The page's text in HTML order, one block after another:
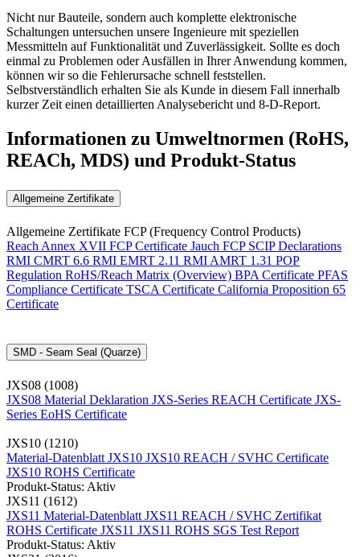
Nicht nur Bauteile, sondern auch komplette elektronische
Schaltungen untersuchen unsere Ingenieure mit speziellen
Messmitteln auf Funktionalität und Zuverlässigkeit. Sollte es doch
einmal zu Problemen oder Ausfällen in Ihrer Anwendung kommen,
können wir so die Fehlerursache schnell feststellen.
Selbstverständlich erhalten Sie als Kunde in diesem Fall innerhalb
kurzer Zeit einen detaillierten Analysebericht und 8-D-Report.
Informationen zu Umweltnormen (RoHS,
REACh, MDS) und Produkt-Status
Allgemeine Zertifikate
Allgemeine Zertifikate FCP (Frequency Control Products)
Reach Annex XVII FCP Certificate Jauch FCP SCIP Declarations
RMI CMRT 6.6 RMI EMRT 2.11 RMI AMRT 1.31 POP
Regulation RoHS/Reach Matrix (Overview) BPA Certificate PFAS
Compliance Certificate TSCA Certificate California Proposition 65
Certificate
SMD - Seam Seal (Quarze)
JXS08 (1008)
JXS08 Material Deklaration JXS-Series REACH Certificate JXS-
Series EoHS Certificate
JXS10 (1210)
Material-Datenblatt JXS10 JXS10 REACH / SVHC Certificate
JXS10 ROHS Certificate
Produkt-Status: Aktiv
JXS11 (1612)
JXS11 Material-Datenblatt JXS11 REACH / SVHC Zertifikat
ROHS Certificate JXS11 JXS11 ROHS SGS Test Report
Produkt-Status: Aktiv